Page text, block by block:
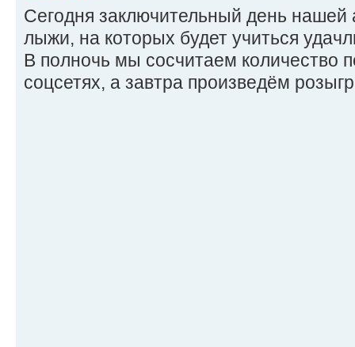
Сегодня заключительный день нашей
лыжи, на которых будет учиться
В полночь мы сосчитаем количество
соцсетях, а завтра произведём